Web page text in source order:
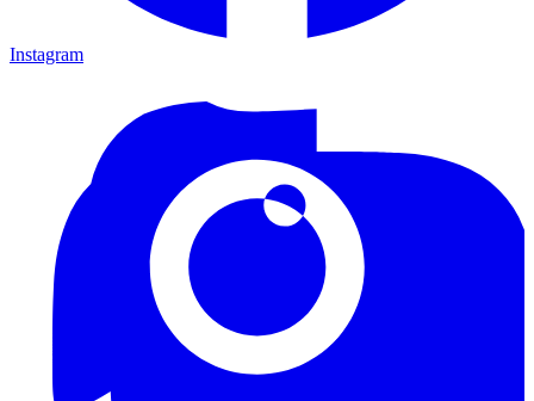
Instagram